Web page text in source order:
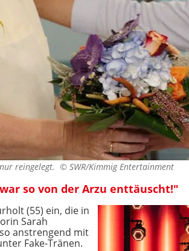
reingelegt. © SWR/Kimmig Entertainment
so von der Arzu enttäuscht!"
(55) ein, die in
Sarah
anstrengend mit
Fake-Tränen.